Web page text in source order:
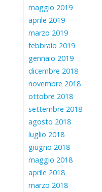
maggio 2019
aprile 2019
marzo 2019
febbraio 2019
gennaio 2019
dicembre 2018
novembre 2018
ottobre 2018
settembre 2018
agosto 2018
luglio 2018
giugno 2018
maggio 2018
aprile 2018
marzo 2018